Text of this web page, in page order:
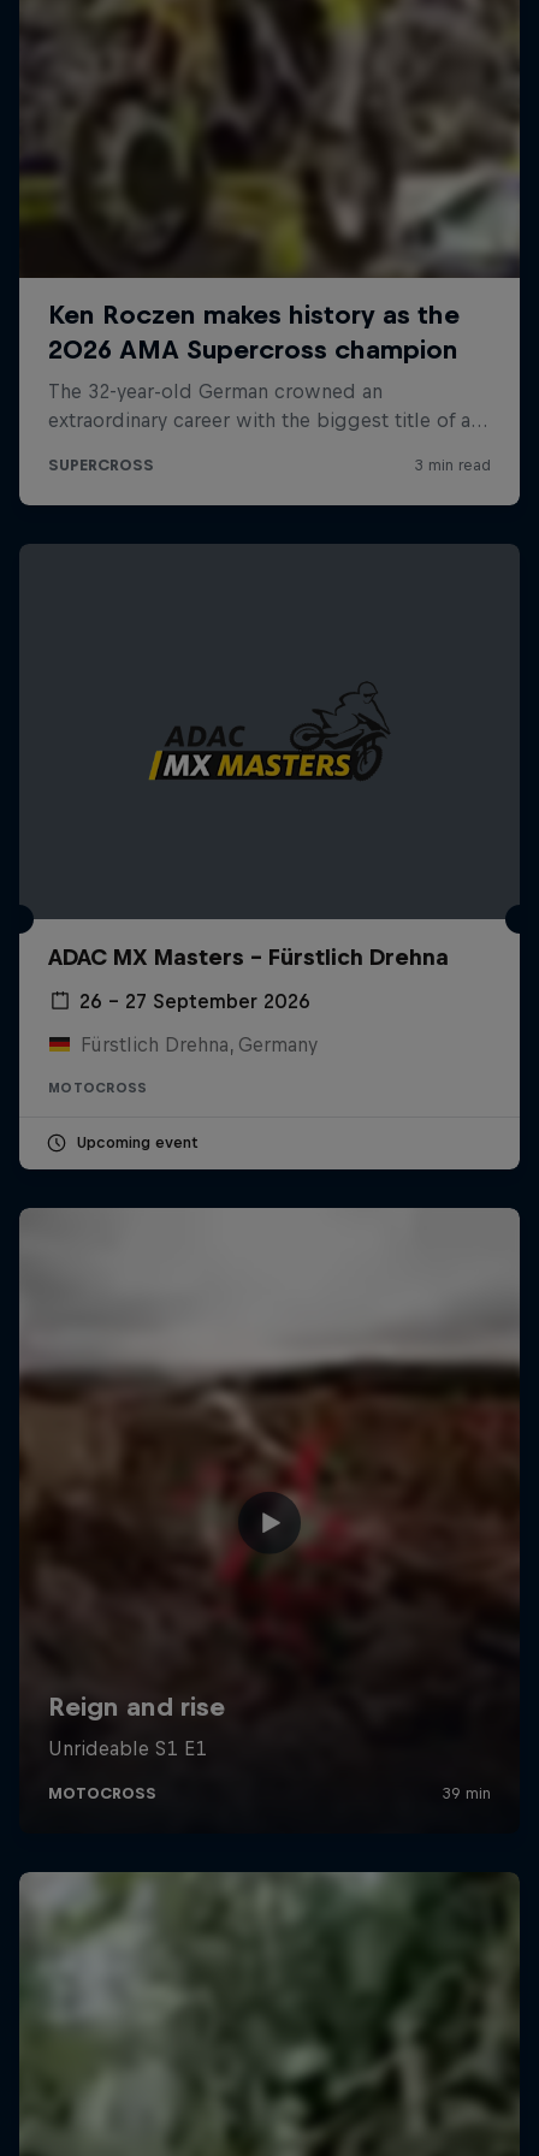
ADAC MX Masters – Fürstlich Drehna
26 – 27 September 2026
Fürstlich Drehna, Germany
MOTOCROSS
Upcoming event